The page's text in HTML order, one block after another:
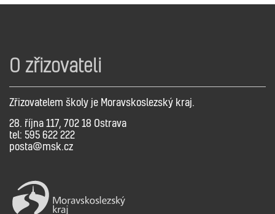
O zřizovateli
Zřizovatelem školy je Moravskoslezský kraj.
28. října 117, 702 18 Ostrava
tel: 595 622 222
posta@msk.cz